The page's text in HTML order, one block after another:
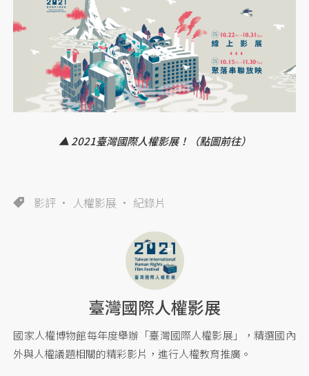
▲ 2021臺灣國際人權影展！（點圖前往）
影評 人權影展 紀錄片
臺灣國際人權影展
國家人權博物館每年度舉辦「臺灣國際人權影展」，精選國內
外與人權議題相關的精彩影片，進行人權教育推廣。